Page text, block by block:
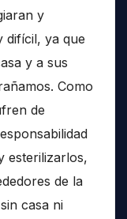
y
difícil, ya que
y a sus
Como
de
esterilizarlos,
de la
casa ni